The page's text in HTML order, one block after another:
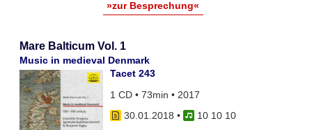
»zur Besprechung«
Mare Balticum Vol. 1
Music in medieval Denmark
Tacet 243
1 CD • 73min • 2017
30.01.2018 •
10 10 10